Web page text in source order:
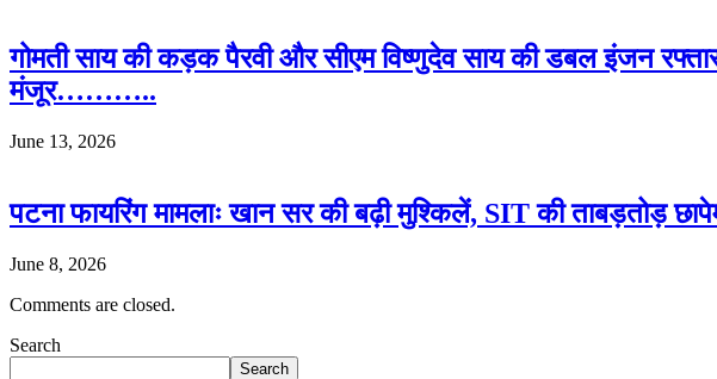
गोमती साय की कड़क पैरवी और सीएम विष्णुदेव साय की डबल इंजन
मंजूर………..
June 13, 2026
पटना फायरिंग मामलाः खान सर की बढ़ी मुश्किलें, SIT की ताबड़तोड़
June 8, 2026
Comments are closed.
Search
Search